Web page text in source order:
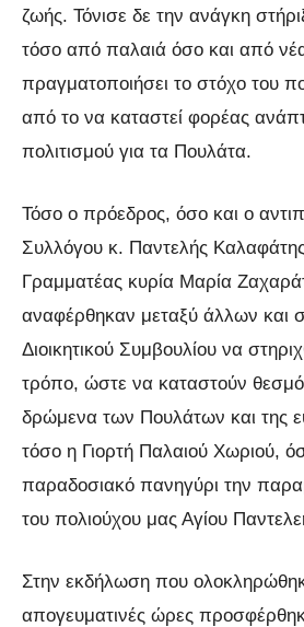
ζωής. Τόνισε δε την ανάγκη
τόσο από παλαιά όσο και από
πραγματοποιήσει το στόχο του
από το να καταστεί φορέας
πολιτισμού για τα Πουλάτα.
Τόσο ο πρόεδρος, όσο και ο
Συλλόγου κ. Παντελής
Γραμματέας κυρία Μαρία
αναφέρθηκαν μεταξύ άλλων και
Διοικητικού Συμβουλίου να
τρόπο, ώστε να καταστούν
δρώμενα των Πουλάτων και της
τόσο η Γιορτή Παλαιού Χωριού,
παραδοσιακό πανηγύρι την
του πολιούχου μας Αγίου
Στην εκδήλωση που
απογευματινές ώρες